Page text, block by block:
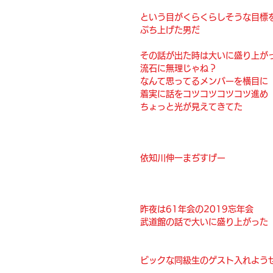
という目がくらくらしそうな目標
ぶち上げた男だ
その話が出た時は大いに盛り上が
流石に無理じゃね？
なんて思ってるメンバーを横目に
着実に話をコツコツコツコツ進め
ちょっと光が見えてきてた
依知川伸一まぢすげー
昨夜は61年会の2019忘年会
武道館の話で大いに盛り上がった
ビックな同級生のゲスト入れよう